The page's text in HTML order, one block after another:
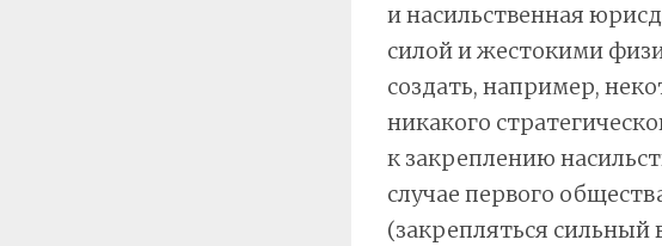
и насильственная
силой и жестокими
создать, например,
никакого
к закреплению
случае первого
(закрепляться